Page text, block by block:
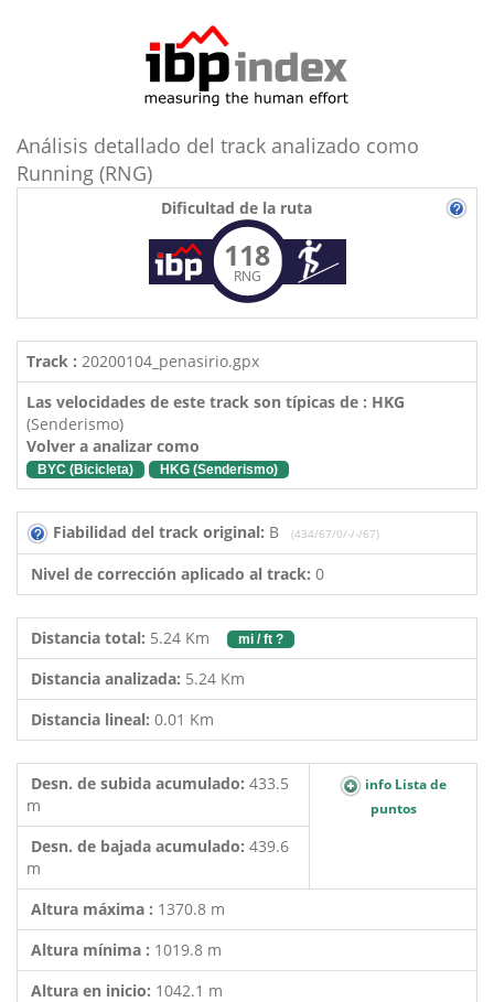
Análisis detallado del track analizado como
Running (RNG)
Dificultad de la ruta
118
RNG
Track : 20200104_penasirio.gpx
Las velocidades de este track son típicas de : HKG
(Senderismo)
Volver a analizar como
BYC (Bicicleta) HKG (Senderismo)
Fiabilidad del track original: B (434/67/0/-/-/67)
Nivel de corrección aplicado al track: 0
Distancia total: 5.24 Km mi / ft ?
Distancia analizada: 5.24 Km
Distancia lineal: 0.01 Km
Desn. de subida acumulado: 433.5
m
info Lista de
puntos
Desn. de bajada acumulado: 439.6
m
Altura máxima : 1370.8 m
Altura mínima : 1019.8 m
Altura en inicio: 1042.1 m